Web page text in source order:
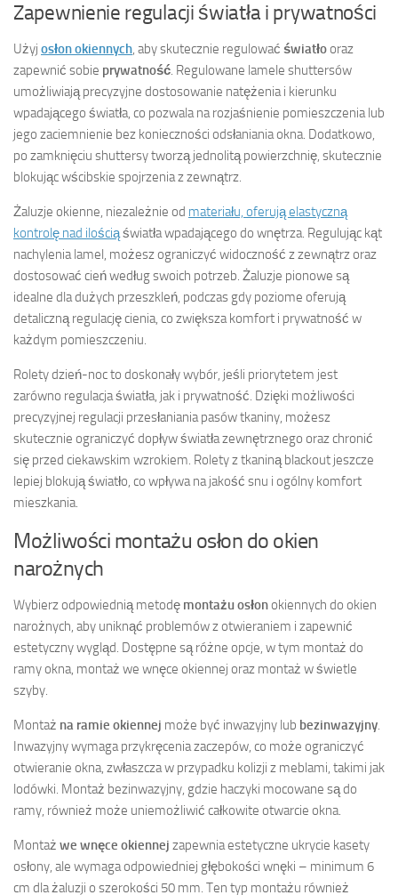
Zapewnienie regulacji światła i prywatności
Użyj osłon okiennych, aby skutecznie regulować światłooraz
zapewnić sobie prywatność. Regulowane lamele shuttersów
umożliwiają precyzyjne dostosowanie natężenia i kierunku
wpadającego światła, co pozwala na rozjaśnienie pomieszczenia lub
jego zaciemnienie bez konieczności odsłaniania okna. Dodatkowo,
po zamknięciu shuttersy tworzą jednolitą powierzchnię, skutecznie
blokując wścibskie spojrzenia z zewnątrz.
Żaluzje okienne, niezależnie od materiału, oferują elastyczną
kontrolę nad ilościąświatła wpadającego do wnętrza. Regulując kąt
nachylenia lamel, możesz ograniczyć widoczność z zewnątrz oraz
dostosować cień według swoich potrzeb. Żaluzje pionowe są
idealne dla dużych przeszkleń, podczas gdy poziome oferują
detaliczną regulację cienia, co zwiększa komfort i prywatność w
każdym pomieszczeniu.
Rolety dzień-noc to doskonały wybór, jeśli priorytetem jest
zarówno regulacja światła, jak i prywatność. Dzięki możliwości
precyzyjnej regulacji przesłaniania pasów tkaniny, możesz
skutecznie ograniczyć dopływ światła zewnętrznego oraz chronić
się przed ciekawskim wzrokiem. Rolety z tkaniną blackout jeszcze
lepiej blokują światło, co wpływa na jakość snu i ogólny komfort
mieszkania.
Możliwości montażu osłon do okien
narożnych
Wybierz odpowiednią metodę montażu osłonokiennych do okien
narożnych, aby uniknąć problemów z otwieraniem i zapewnić
estetyczny wygląd. Dostępne są różne opcje, w tym montaż do
ramy okna, montaż we wnęce okiennej oraz montaż w świetle
szyby.
Montaż na ramie okiennej może być inwazyjny lub bezinwazyjny.
Inwazyjny wymaga przykręcenia zaczepów, co może ograniczyć
otwieranie okna, zwłaszcza w przypadku kolizji z meblami, takimi jak
lodówki. Montaż bezinwazyjny, gdzie haczyki mocowane są do
ramy, również może uniemożliwić całkowite otwarcie okna.
Montaż we wnęce okiennej zapewnia estetyczne ukrycie kasety
osłony, ale wymaga odpowiedniej głębokości wnęki – minimum 6
cm dla żaluzji o szerokości 50 mm. Ten typ montażu również